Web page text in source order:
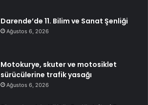
Darende’de 11. Bilim ve Sanat Şenliği
Ağustos 6, 2026
Motokurye, skuter ve motosiklet
sürücülerine trafik yasağı
Ağustos 6, 2026